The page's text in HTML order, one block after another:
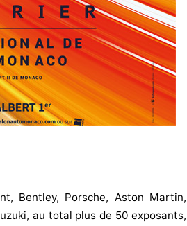
Bentley, Porsche, Aston Martin,
au total plus de 50 exposants,